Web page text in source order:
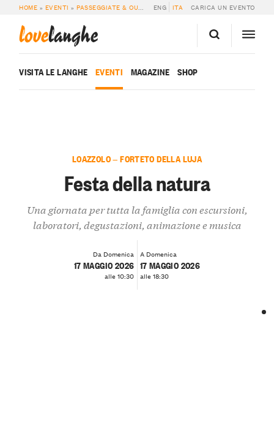
HOME » EVENTI »PASSEGGIATE & OUTDOOR » FESTA DELLA NATURA
ENG ITA CARICA UN EVENTO
lovelanghe
VISITA LE LANGHE EVENTI MAGAZINE SHOP
LOAZZOLO — FORTETO DELLA LUJA
Festa della natura
Una giornata per tutta la famiglia con escursioni,
laboratori, degustazioni, animazione e musica
Da Domenica
17 MAGGIO 2026
alle 10:30
A Domenica
17 MAGGIO 2026
alle 18:30